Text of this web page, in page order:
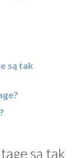
są tak
są tak